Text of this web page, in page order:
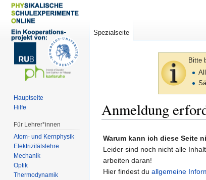
Bitte
Anmeldung
Warum kann ich diese Seite
Leider sind noch nicht alle
arbeiten daran!
Hier findest du allgemeine
Spezialseite
Hauptseite
Hilfe
Für Lehrer*innen
Atom- und Kernphysik
Elektrizitätslehre
Mechanik
Optik
Thermodynamik